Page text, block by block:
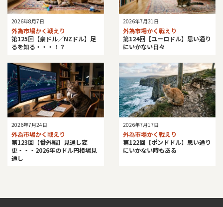
2026年8月7日
外為市場かく戦えり
第125回【豪ドル／NZドル】足
るを知る・・・！？
2026年7月31日
外為市場かく戦えり
第124回【ユーロドル】思い通り
にいかない日々
2026年7月24日
外為市場かく戦えり
第123回【番外編】見通し変
更・・・2026年のドル円相場見
通し
2026年7月17日
外為市場かく戦えり
第122回【ポンドドル】思い通り
にいかない時もある